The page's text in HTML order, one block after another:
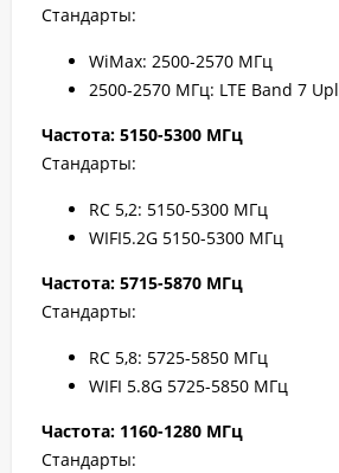
Cтандарты:
WiMax: 2500-2570 МГц
2500-2570 МГц: LTE Band 7
Частота: 5150-5300 МГц
Стандарты:
RC 5,2: 5150-5300 МГц
WIFI5.2G 5150-5300 МГц
Частота: 5715-5870 МГц
Стандарты:
RC 5,8: 5725-5850 МГц
WIFI 5.8G 5725-5850 МГц
Частота: 1160-1280 МГц
Стандарты: